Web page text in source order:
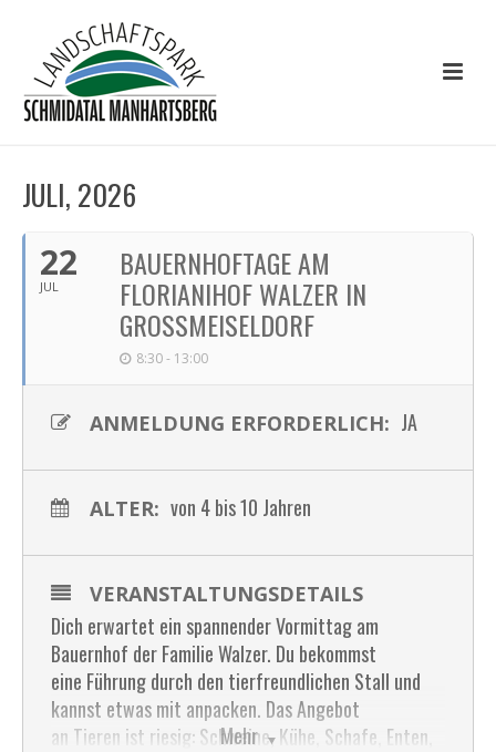
JULI, 2026
22
JUL
BAUERNHOFTAGE AM
FLORIANIHOF WALZER IN
GROSSMEISELDORF
8:30 - 13:00
ANMELDUNG ERFORDERLICH: JA
ALTER: von 4 bis 10 Jahren
Mehr
VERANSTALTUNGSDETAILS
Dich erwartet ein spannender Vormittag am
Bauernhof der Familie Walzer. Du bekommst
eine Führung durch den tierfreundlichen Stall und
kannst etwas mit anpacken. Das Angebot
an Tieren ist riesig: Schweine, Kühe, Schafe, Enten,